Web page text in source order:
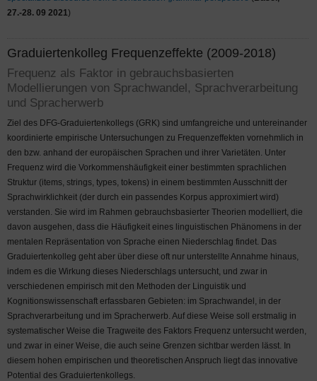
27.-28. 09 2021)
Graduiertenkolleg Frequenzeffekte (2009-2018)
Frequenz als Faktor in gebrauchsbasierten
Modellierungen von Sprachwandel, Sprachverarbeitung
und Spracherwerb
Ziel des DFG-Graduiertenkollegs (GRK) sind umfangreiche und untereinander
koordinierte empirische Untersuchungen zu Frequenzeffekten vornehmlich in
den bzw. anhand der europäischen Sprachen und ihrer Varietäten. Unter
Frequenz wird die Vorkommenshäufigkeit einer bestimmten sprachlichen
Struktur (items, strings, types, tokens) in einem bestimmten Ausschnitt der
Sprachwirklichkeit (der durch ein passendes Korpus approximiert wird)
verstanden. Sie wird im Rahmen gebrauchsbasierter Theorien modelliert, die
davon ausgehen, dass die Häufigkeit eines linguistischen Phänomens in der
mentalen Repräsentation von Sprache einen Niederschlag findet. Das
Graduiertenkolleg geht aber über diese oft nur unterstellte Annahme hinaus,
indem es die Wirkung dieses Niederschlags untersucht, und zwar in
verschiedenen empirisch mit den Methoden der Linguistik und
Kognitionswissenschaft erfassbaren Gebieten: im Sprachwandel, in der
Sprachverarbeitung und im Spracherwerb. Auf diese Weise soll erstmalig in
systematischer Weise die Tragweite des Faktors Frequenz untersucht werden,
und zwar in einer Weise, die auch seine Grenzen sichtbar werden lässt. In
diesem hohen empirischen und theoretischen Anspruch liegt das innovative
Potential des Graduiertenkollegs.